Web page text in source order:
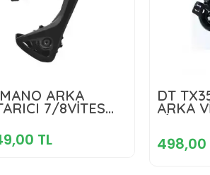
ARKA
7/8VİTES
RD-M3020
BACAK SİYAH
TL
3.149,00 TL
Sepete Ekle
DT
ARKA
SİYAH
498,00